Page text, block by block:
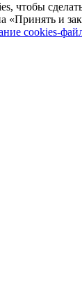
чтобы
«Принять и
cookies-